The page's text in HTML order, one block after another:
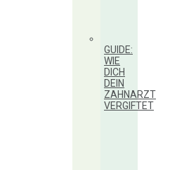
GUIDE:
WIE
DICH
DEIN
ZAHNARZT
VERGIFTET